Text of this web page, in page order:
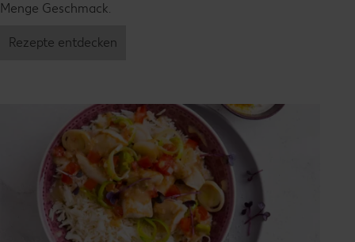
Menge Geschmack.
Rezepte entdecken